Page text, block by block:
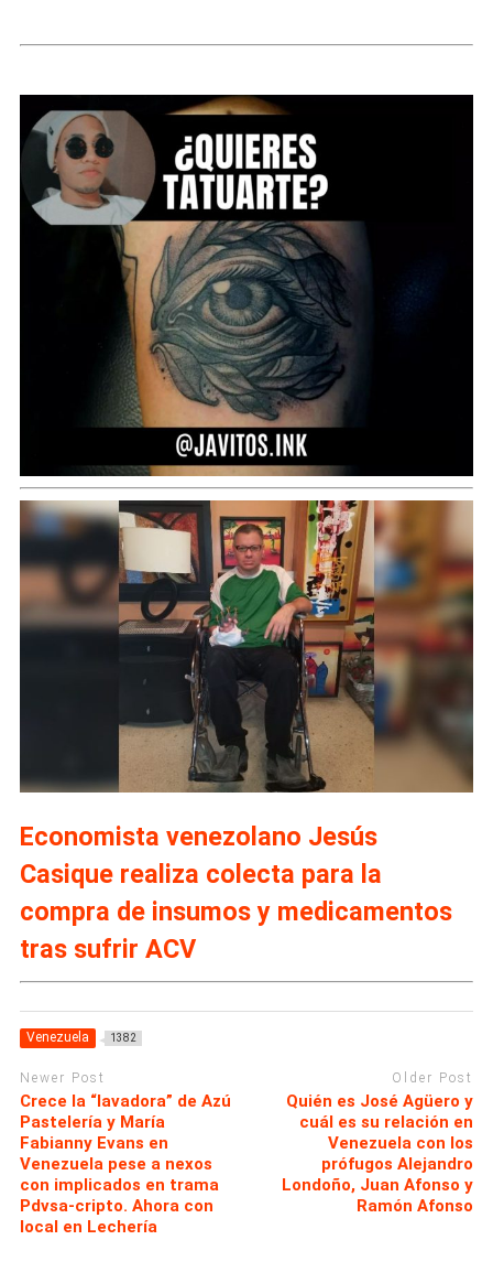
Economista venezolano Jesús
Casique realiza colecta para la
compra de insumos y medicamentos
tras sufrir ACV
Venezuela 1382
Newer Post
Crece la “lavadora” de Azú
Pastelería y María
Fabianny Evans en
Venezuela pese a nexos
con implicados en trama
Pdvsa-cripto. Ahora con
local en Lechería
Older Post
Quién es José Agüero y
cuál es su relación en
Venezuela con los
prófugos Alejandro
Londoño, Juan Afonso y
Ramón Afonso